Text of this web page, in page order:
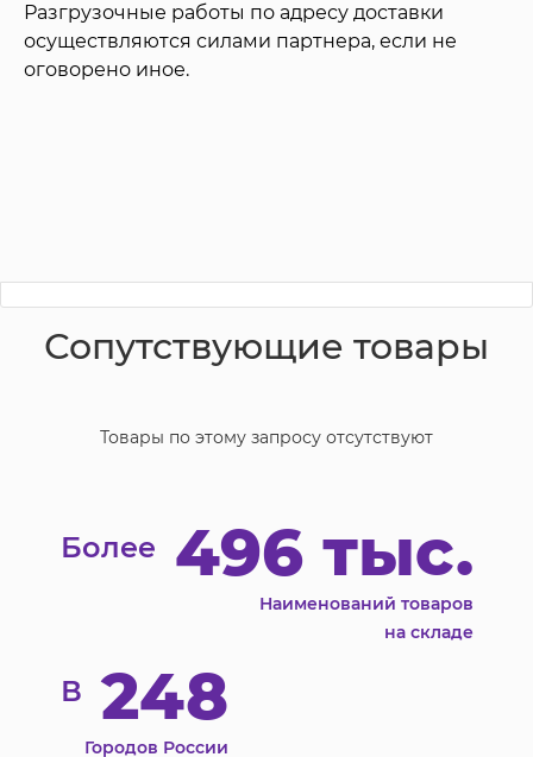
Разгрузочные работы по адресу доставки
осуществляются силами партнера, если не
оговорено иное.
Сопутствующие товары
Товары по этому запросу отсутствуют
Более 496 тыс.
Наименований товаров
на складе
В 248
Городов России